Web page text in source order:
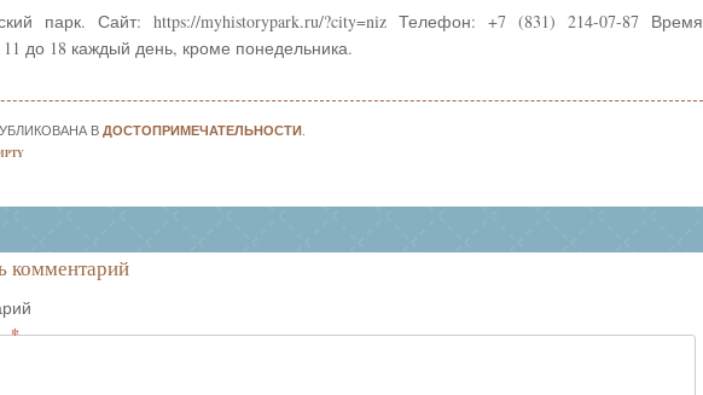
парк. Сайт: https://myhistorypark.ru/?city=niz Телефон: +7 (831) 214-07-87 Время
до 18 каждый день, кроме понедельника.
ВДОСТОПРИМЕЧАТЕЛЬНОСТИ
комментарий
*